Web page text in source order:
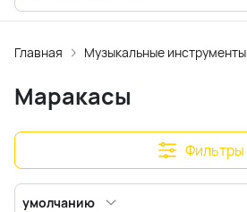
Главная Музыкальные инструменты
Маракасы
Фильтры
умолчанию